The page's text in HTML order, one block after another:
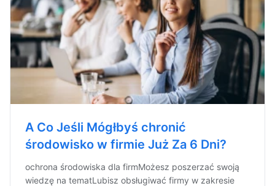
A Co Jeśli Mógłbyś chronić
środowisko w firmie Już Za 6 Dni?
ochrona środowiska dla firmMożesz poszerzać swoją
wiedzę na tematLubisz obsługiwać firmy w zakresie